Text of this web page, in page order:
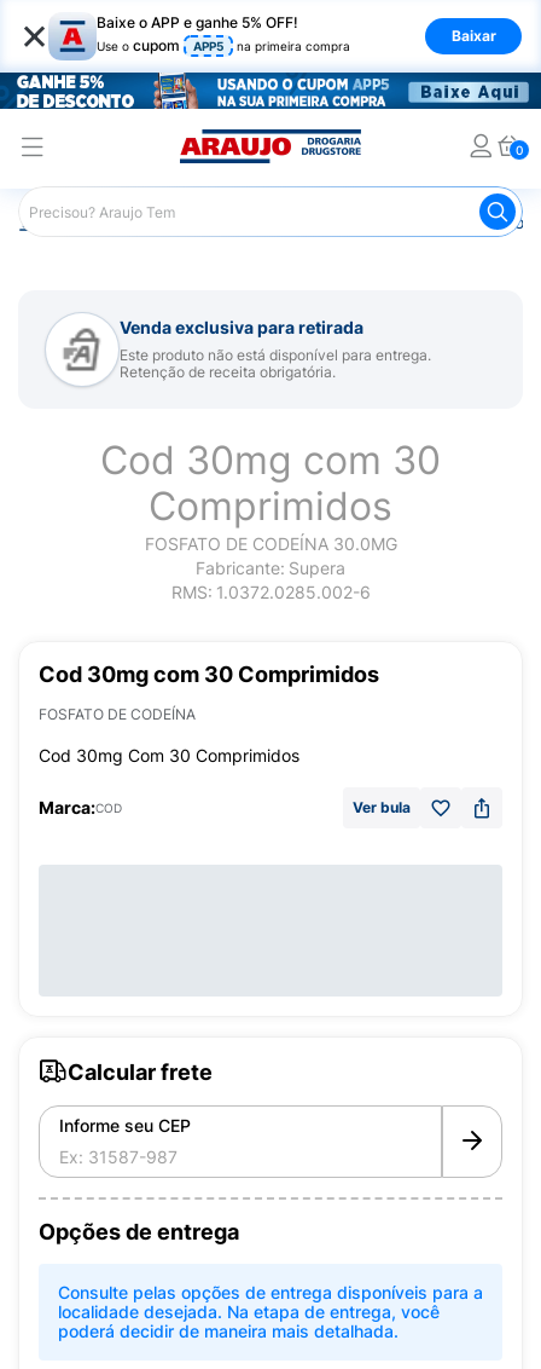
× Baixe o APP e ganhe 5% OFF!
Use o cupom APP5 na primeira compra
Baixar
0
Araujo Medicamentos Remédio
Venda exclusiva para retirada
Este produto não está disponível para entrega.
Retenção de receita obrigatória.
Cod 30mg com 30
Comprimidos
FOSFATO DE CODEÍNA 30.0MG
Fabricante: Supera
RMS: 1.0372.0285.002-6
Cod 30mg com 30 Comprimidos
FOSFATO DE CODEÍNA
Cod 30mg Com 30 Comprimidos
Marca:COD Ver bula
Calcular frete
Informe seu CEP
Opções de entrega
Consulte pelas opções de entrega disponíveis para a
localidade desejada. Na etapa de entrega, você
poderá decidir de maneira mais detalhada.